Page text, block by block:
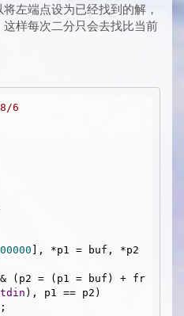
左端点设为已经找到的解，
样每次二分只会去找比当前
6
], *p1 = buf, *p2
(p2 = (p1 = buf) + fr
), p1 == p2)